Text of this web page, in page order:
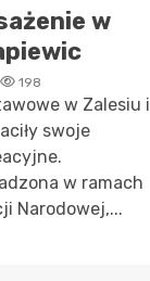
w
198
w Zalesiu i
swoje
w ramach
Narodowej,...